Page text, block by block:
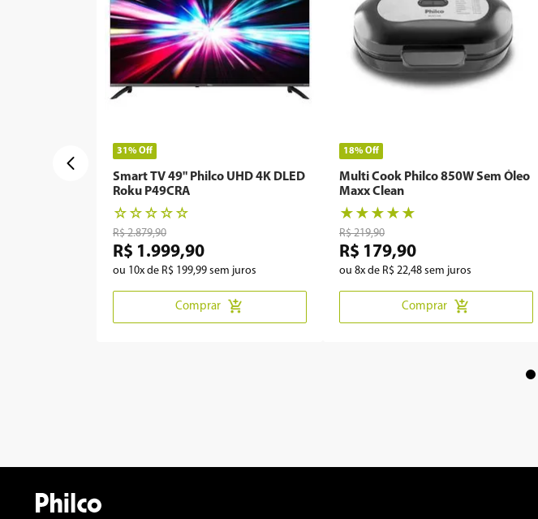
31%Off
Smart TV 49" Philco UHD 4K DLED
Roku P49CRA
☆ ☆ ☆ ☆ ☆
R$ 2.879,90
R$ 1.999,90
ou 10x de R$ 199,99 sem juros
Comprar
18%Off
Multi Cook Philco 850W Sem Óleo
Maxx Clean
★ ★ ★ ★ ★
R$ 219,90
R$ 179,90
ou8x de R$ 22,48 sem juros
Comprar